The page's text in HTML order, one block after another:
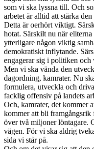
som vi ska lyssna till. Och
arbetet är alltid att stärka
Detta är oerhört viktigt.
hotat. Särskilt nu när
ytterligare någon viktig
demokratiskt inflytande.
engagerar sig i politiken och
Men vi ska vända den
dagordning, kamrater. Nu
formulera, utveckla och
facklig offensiv på landets
Och, kamrater, det kommer
kommer att bli framgångsrik
över två miljoner löntagare.
vägen. För vi ska aldrig
sida vi står på.